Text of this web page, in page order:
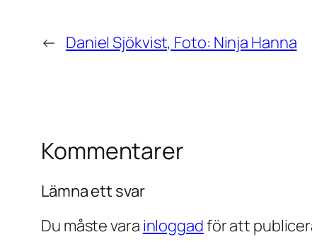
← Daniel Sjökvist, Foto: Ninja Hanna
Kommentarer
Lämna ett svar
Du måste vara inloggadför att